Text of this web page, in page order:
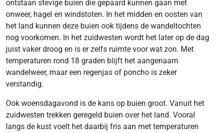
ontstaan stevige buien die gepaard kunnen gaan met
onweer, hagel en windstoten. In het midden en oosten van
het land kunnen deze buien ook tijdens de wandeltochten
nog voorkomen. In het zuidwesten wordt het later op de dag
juist vaker droog en is er zelfs ruimte voor wat zon. Met
temperaturen rond 18 graden blijft het aangenaam
wandelweer, maar een regenjas of poncho is zeker
verstandig.
Ook woensdagavond is de kans op buien groot. Vanuit het
zuidwesten trekken geregeld buien over het land. Vooral
langs de kust voelt het daarbij fris aan met temperaturen